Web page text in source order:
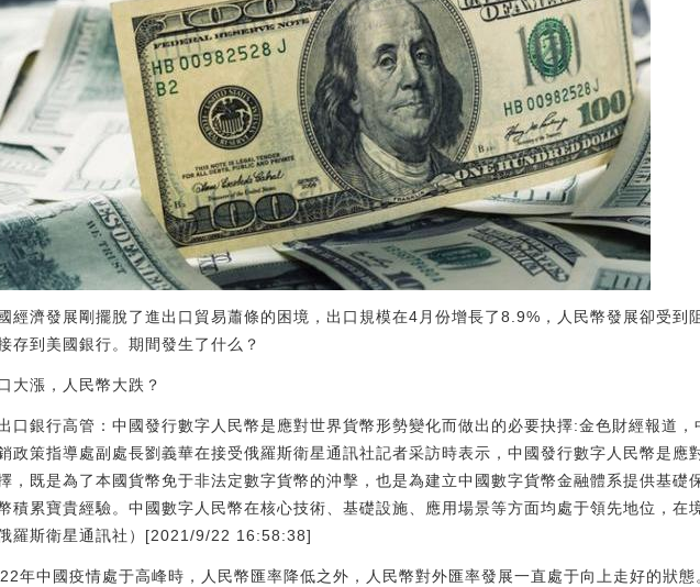
經濟發展剛擺脫了進出口貿易蕭條的困境，出口規模在4月份增長了8.9%，人民幣發展卻受到
存到美國銀行。期間發生了什么？
大漲，人民幣大跌？
口銀行高管：中國發行數字人民幣是應對世界貨幣形勢變化而做出的必要抉擇:金色財經報道，
政策指導處副處長劉義華在接受俄羅斯衛星通訊社記者采訪時表示，中國發行數字人民幣是應
，既是為了本國貨幣免于非法定數字貨幣的沖擊，也是為建立中國數字貨幣金融體系提供基礎
積累寶貴經驗。中國數字人民幣在核心技術、基礎設施、應用場景等方面均處于領先地位，在
羅斯衛星通訊社）[2021/9/22 16:58:38]
年中國疫情處于高峰時，人民幣匯率降低之外，人民幣對外匯率發展一直處于向上走好的狀